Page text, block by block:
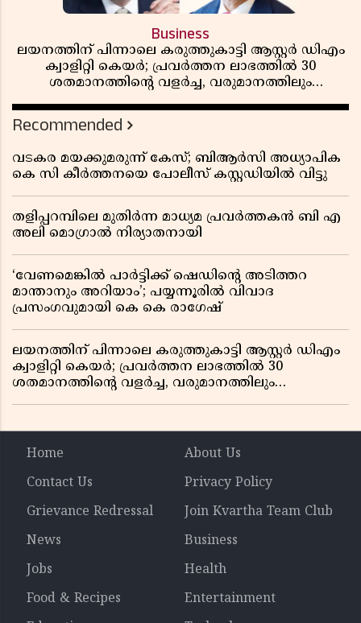
Business
ലയനത്തിന് പിന്നാലെ കരുത്തുകാട്ടി ആസ്റ്റർ ഡിഎം
ക്വാളിറ്റി കെയർ; പ്രവർത്തന ലാഭത്തിൽ 30
ശതമാനത്തിൻ്റെ വളർച്ച, വരുമാനത്തിലും
റിപ്പോർട്ട് പുറത്ത്
Recommended
വടകര മയക്കുമരുന്ന് കേസ്; ബിആർസി അധ്യാപിക
കെ സി കീർത്തനയെ പോലീസ് കസ്റ്റഡിയിൽ വിട്ടു
തളിപ്പറമ്പിലെ മുതിർന്ന മാധ്യമ പ്രവർത്തകൻ ബി എ
അലി മൊഗ്രാൽ നിര്യാതനായി
‘വേണമെങ്കിൽ പാർട്ടിക്ക് ഷെഡിൻ്റെ അടിത്തറ
മാന്താനും അറിയാം’; പയ്യന്നൂരിൽ വിവാദ
പ്രസംഗവുമായി കെ കെ രാഗേഷ്
ലയനത്തിന് പിന്നാലെ കരുത്തുകാട്ടി ആസ്റ്റർ ഡിഎം
ക്വാളിറ്റി കെയർ; പ്രവർത്തന ലാഭത്തിൽ 30
ശതമാനത്തിൻ്റെ വളർച്ച, വരുമാനത്തിലും
Home
About Us
Contact Us
Privacy Policy
Grievance Redressal
Join Kvartha Team Club
News
Business
Jobs
Health
Food & Recipes
Entertainment